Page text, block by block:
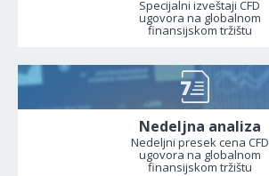
Specijalni izveštaji CFD
ugovora na globalnom
finansijskom tržištu
Nedeljna analiza
Nedeljni presek cena CFD
ugovora na globalnom
finansijskom tržištu